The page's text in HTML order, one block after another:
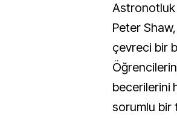
Astronotluk
Peter
çevreci bir
becerilerini
sorumlu bir